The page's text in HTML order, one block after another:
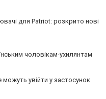
для Patriot: розкрито нові
чоловікам-ухилянтам
можуть увійти у застосунок